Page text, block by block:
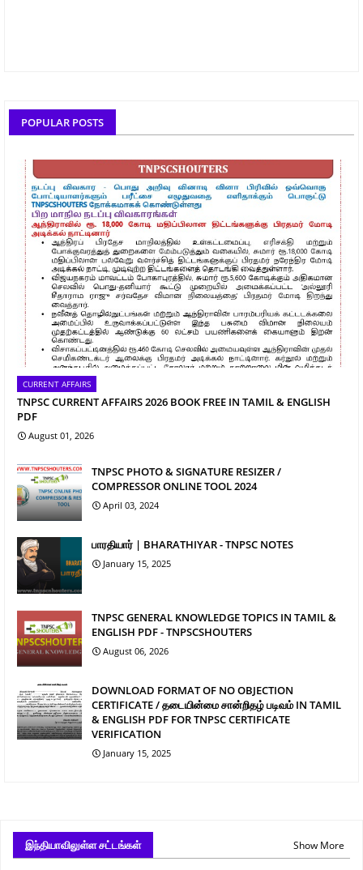
POPULAR POSTS
CURRENT AFFAIRS
TNPSC CURRENT AFFAIRS 2026 BOOK FREE IN TAMIL & ENGLISH
PDF
August 01, 2026
TNPSC PHOTO & SIGNATURE RESIZER /
COMPRESSOR ONLINE TOOL 2024
April 03, 2024
பாரதியார் | BHARATHIYAR - TNPSC NOTES
January 15, 2025
TNPSC GENERAL KNOWLEDGE TOPICS IN TAMIL &
ENGLISH PDF - TNPSCSHOUTERS
August 06, 2026
DOWNLOAD FORMAT OF NO OBJECTION
CERTIFICATE / தடையின்மை சான்றிதழ் படிவம் IN TAMIL
& ENGLISH PDF FOR TNPSC CERTIFICATE
VERIFICATION
January 15, 2025
இந்தியாவிலுள்ள சட்டங்கள் Show More